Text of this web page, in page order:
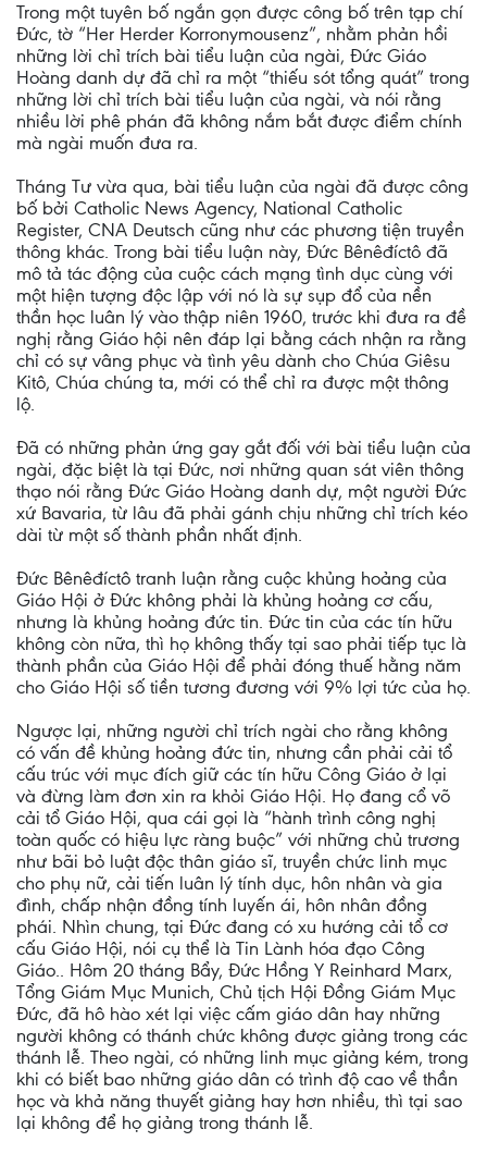
Trong một tuyên bố ngắn gọn được công bố trên tạp chí
Đức, tờ “Her Herder Korronymousenz”, nhằm phản hồi
những lời chỉ trích bài tiểu luận của ngài, Đức Giáo
Hoàng danh dự đã chỉ ra một “thiếu sót tổng quát” trong
những lời chỉ trích bài tiểu luận của ngài, và nói rằng
nhiều lời phê phán đã không nắm bắt được điểm chính
mà ngài muốn đưa ra.
Tháng Tư vừa qua, bài tiểu luận của ngài đã được công
bố bởi Catholic News Agency, National Catholic
Register, CNA Deutsch cũng như các phương tiện truyền
thông khác. Trong bài tiểu luận này, Đức Bênêđíctô đã
mô tả tác động của cuộc cách mạng tình dục cùng với
một hiện tượng độc lập với nó là sự sụp đổ của nền
thần học luân lý vào thập niên 1960, trước khi đưa ra đề
nghị rằng Giáo hội nên đáp lại bằng cách nhận ra rằng
chỉ có sự vâng phục và tình yêu dành cho Chúa Giêsu
Kitô, Chúa chúng ta, mới có thể chỉ ra được một thông
lộ.
Đã có những phản ứng gay gắt đối với bài tiểu luận của
ngài, đặc biệt là tại Đức, nơi những quan sát viên thông
thạo nói rằng Đức Giáo Hoàng danh dự, một người Đức
xứ Bavaria, từ lâu đã phải gánh chịu những chỉ trích kéo
dài từ một số thành phần nhất định.
Đức Bênêđíctô tranh luận rằng cuộc khủng hoảng của
Giáo Hội ở Đức không phải là khủng hoảng cơ cấu,
nhưng là khủng hoảng đức tin. Đức tin của các tín hữu
không còn nữa, thì họ không thấy tại sao phải tiếp tục là
thành phần của Giáo Hội để phải đóng thuế hằng năm
cho Giáo Hội số tiền tương đương với 9% lợi tức của họ.
Ngược lại, những người chỉ trích ngài cho rằng không
có vấn đề khủng hoảng đức tin, nhưng cần phải cải tổ
cấu trúc với mục đích giữ các tín hữu Công Giáo ở lại
và đừng làm đơn xin ra khỏi Giáo Hội. Họ đang cổ võ
cải tổ Giáo Hội, qua cái gọi là “hành trình công nghị
toàn quốc có hiệu lực ràng buộc” với những chủ trương
như bãi bỏ luật độc thân giáo sĩ, truyền chức linh mục
cho phụ nữ, cải tiến luân lý tính dục, hôn nhân và gia
đình, chấp nhận đồng tính luyến ái, hôn nhân đồng
phái. Nhìn chung, tại Đức đang có xu hướng cải tổ cơ
cấu Giáo Hội, nói cụ thể là Tin Lành hóa đạo Công
Giáo.. Hôm 20 tháng Bẩy, Đức Hồng Y Reinhard Marx,
Tổng Giám Mục Munich, Chủ tịch Hội Đồng Giám Mục
Đức, đã hô hào xét lại việc cấm giáo dân hay những
người không có thánh chức không được giảng trong các
thánh lễ. Theo ngài, có những linh mục giảng kém, trong
khi có biết bao những giáo dân có trình độ cao về thần
học và khả năng thuyết giảng hay hơn nhiều, thì tại sao
lại không để họ giảng trong thánh lễ.